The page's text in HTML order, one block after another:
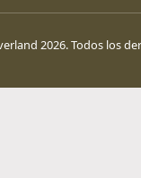
2026. Todos los